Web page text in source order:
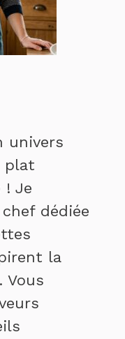
univers
plat
! Je
dédiée
la
Vous